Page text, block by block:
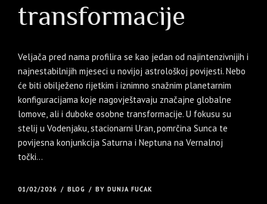
transformacije
Veljača pred nama profilira se kao jedan od najintenzivnijih i
najnestabilnijih mjeseci u novijoj astrološkoj povijesti. Nebo
će biti obilježeno rijetkim i iznimno snažnim planetarnim
konfiguracijama koje nagovještavaju značajne globalne
lomove, ali i duboke osobne transformacije. U fokusu su
stelij u Vodenjaku, stacionarni Uran, pomrčina Sunca te
povijesna konjunkcija Saturna i Neptuna na Vernalnoj
točki...
01/02/2026 BLOG BY DUNJA FUĆAK